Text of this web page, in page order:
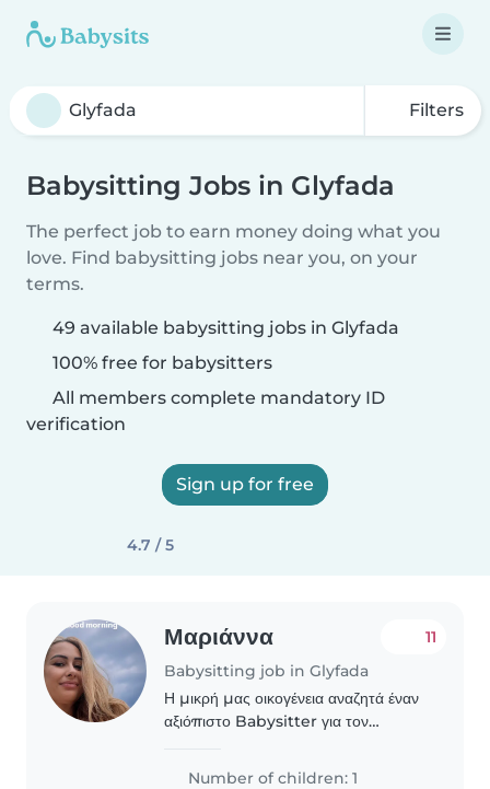
Filters
Babysitting Jobs in Glyfada
The perfect job to earn money doing what you
love. Find babysitting jobs near you, on your
terms.
49 available babysitting jobs in Glyfada
100% free for babysitters
All members complete mandatory ID
verification
Sign up for free
4.7 / 5
Μαριάννα
Babysitting job in Glyfada
11
Η μικρή μας οικογένεια αναζητά έναν
αξιόπιστο Babysitter για τον
μηνών μέχρι 2 ετών.
Number of children: 1